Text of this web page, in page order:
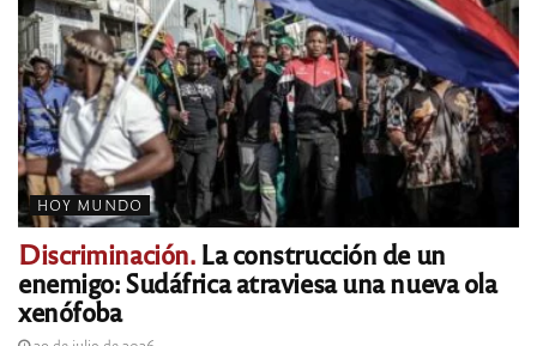
HOY MUNDO
Discriminación.La construcción de un
enemigo: Sudáfrica atraviesa una nueva ola
xenófoba